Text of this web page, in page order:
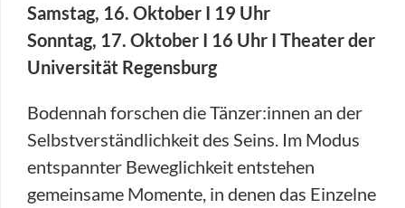
Samstag, 16. Oktober I 19 Uhr
Sonntag, 17. Oktober I 16 Uhr I Theater der
Universität Regensburg
Bodennah forschen die Tänzer:innen an der
Selbstverständlichkeit des Seins. Im Modus
entspannter Beweglichkeit entstehen
gemeinsame Momente, in denen das Einzelne